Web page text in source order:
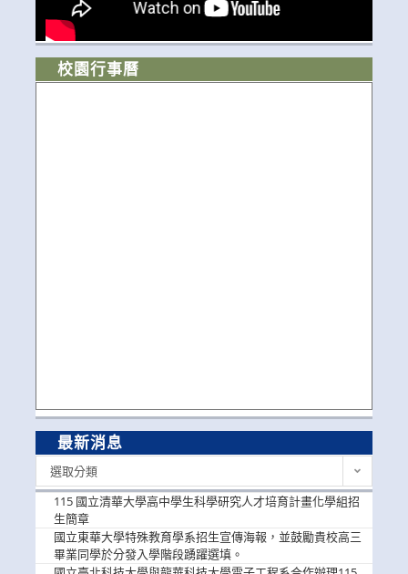
校園行事曆
最新消息
選取分類
115 國立清華大學高中學生科學研究人才培育計畫化學組招
生簡章
國立東華大學特殊教育學系招生宣傳海報，並鼓勵貴校高三
畢業同學於分發入學階段踴躍選填。